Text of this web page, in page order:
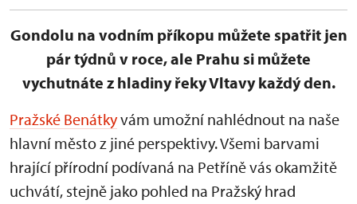
Gondolu na vodním příkopu můžete spatřit jen
pár týdnů v roce, ale Prahu si můžete
vychutnáte z hladiny řeky Vltavy každý den.
Pražské Benátkyvám umožní nahlédnout na naše
hlavní město z jiné perspektivy. Všemi barvami
hrající přírodní podívaná na Petříně vás okamžitě
uchvátí, stejně jako pohled na Pražský hrad